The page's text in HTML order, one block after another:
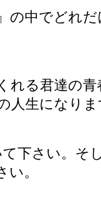
の中でどれ
れる君達の
人生になり
下さい。そ
。